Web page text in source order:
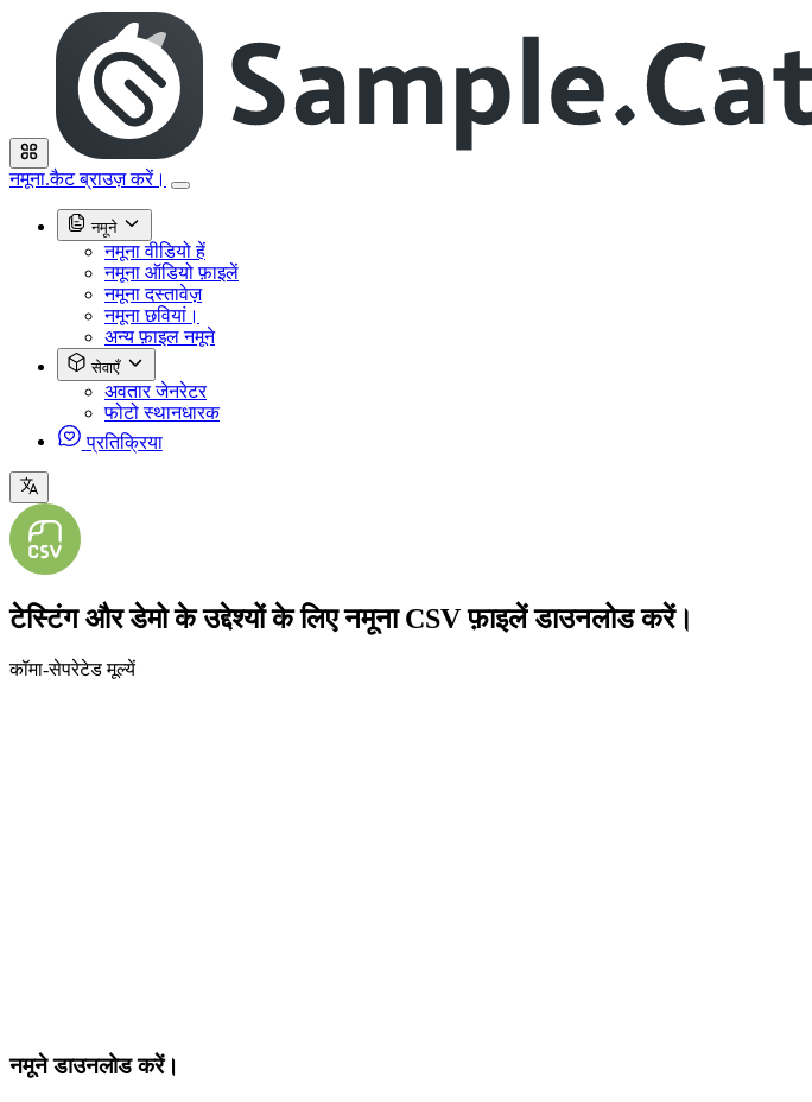
नमूना.कैट ब्राउज़ करें।
नमूने
नमूना वीडियो हें
नमूना ऑडियो फ़ाइलें
नमूना दस्तावेज़
नमूना छवियां।
अन्य फ़ाइल नमूने
सेवाएँ
अवतार जेनरेटर
फोटो स्थानधारक
प्रतिक्रिया
टेस्टिंग और डेमो के उद्देश्यों के लिए नमूना CSV फ़ाइलें डाउनलोड करें।
कॉमा-सेपरेटेड मूल्यें
नमूने डाउनलोड करें।